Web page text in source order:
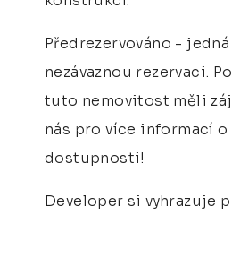
Předrezervováno - jedná
nezávaznou rezervaci.
tuto nemovitost měli
nás pro více informací
dostupnosti!
Developer si vyhrazuje